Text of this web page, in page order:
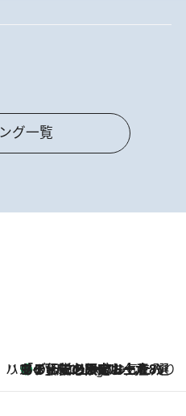
グ一覧
ハワイ賢者 リサのお気に入りリスト5 Hours Ago
あの伝説の限定トートも！ リニューアルした「ディーン＆デルーカ ハワイ」で必須のお土産8選